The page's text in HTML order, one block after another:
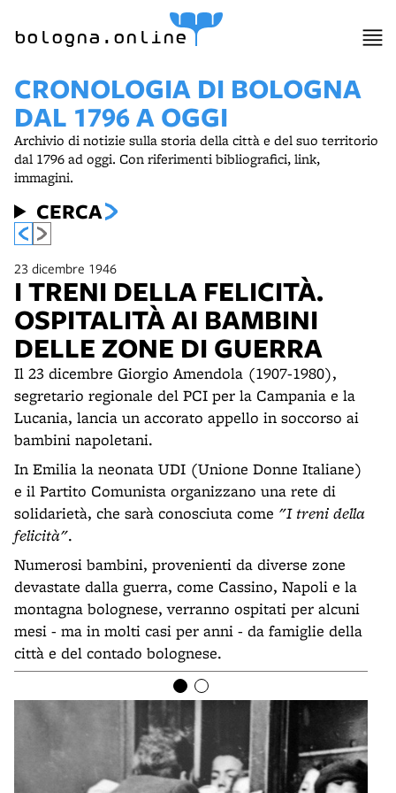
bologna.online
CRONOLOGIA DI BOLOGNA
DAL 1796 A OGGI
Archivio di notizie sulla storia della città e del suo territorio
dal 1796 ad oggi. Con riferimenti bibliografici, link,
immagini.
CERCA
23 dicembre 1946
I TRENI DELLA FELICITÀ.
OSPITALITÀ AI BAMBINI
DELLE ZONE DI GUERRA
Il 23 dicembre Giorgio Amendola (1907-1980),
segretario regionale del PCI per la Campania e la
Lucania, lancia un accorato appello in soccorso ai
bambini napoletani.
In Emilia la neonata UDI (Unione Donne Italiane)
e il Partito Comunista organizzano una rete di
solidarietà, che sarà conosciuta come "I treni della
felicità".
Numerosi bambini, provenienti da diverse zone
devastate dalla guerra, come Cassino, Napoli e la
montagna bolognese, verranno ospitati per alcuni
mesi - ma in molti casi per anni - da famiglie della
città e del contado bolognese.